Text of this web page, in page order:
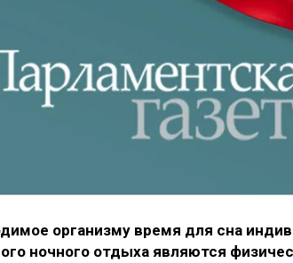
организму время для сна
ночного отдыха являются